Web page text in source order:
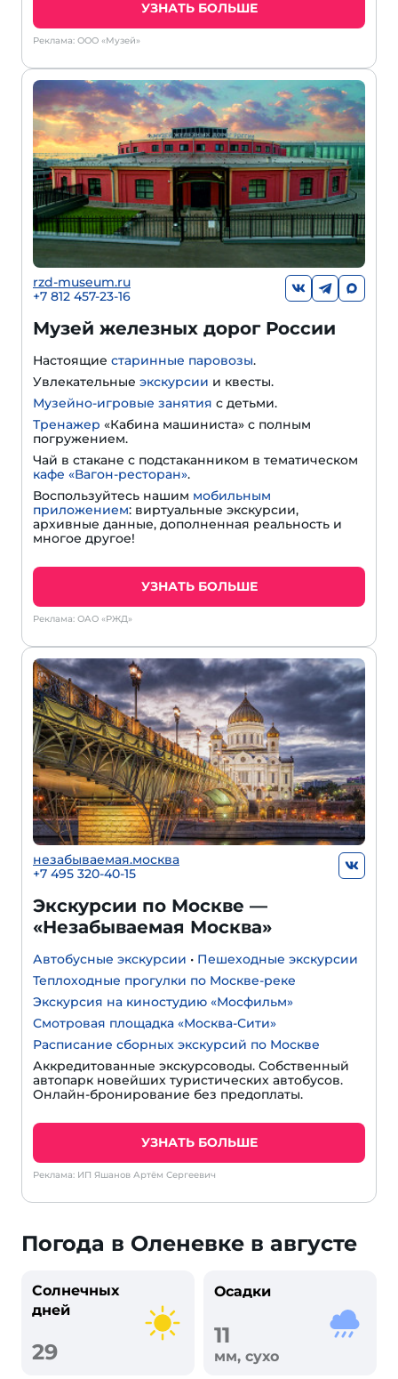
УЗНАТЬ БОЛЬШЕ
Реклама: ООО «Музей»
rzd-museum.ru
+7 812 457-23-16
Музей железных дорог России
Настоящие старинные паровозы.
Увлекательные экскурсии и квесты.
Музейно-игровые занятия с детьми.
Тренажер «Кабина машиниста» с полным
погружением.
Чай в стакане с подстаканником в тематическом
кафе «Вагон-ресторан».
Воспользуйтесь нашим мобильным
приложением: виртуальные экскурсии,
архивные данные, дополненная реальность и
многое другое!
УЗНАТЬ БОЛЬШЕ
Реклама: ОАО «РЖД»
незабываемая.москва
+7 495 320-40-15
Экскурсии по Москве —
«Незабываемая Москва»
Автобусные экскурсии • Пешеходные экскурсии
Теплоходные прогулки по Москве-реке
Экскурсия на киностудию «Мосфильм»
Смотровая площадка «Москва-Сити»
Расписание сборных экскурсий по Москве
Аккредитованные экскурсоводы. Собственный
автопарк новейших туристических автобусов.
Онлайн-бронирование без предоплаты.
УЗНАТЬ БОЛЬШЕ
Реклама: ИП Яшанов Артём Сергеевич
Погода в Оленевке в августе
Солнечных
дней
29
Осадки
11
мм, сухо